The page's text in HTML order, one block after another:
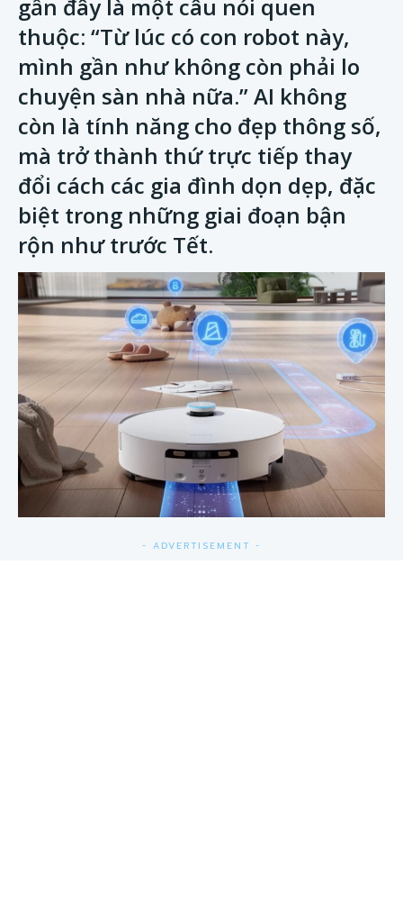
gần đây là một câu nói quen
thuộc: “Từ lúc có con robot này,
mình gần như không còn phải lo
chuyện sàn nhà nữa.” AI không
còn là tính năng cho đẹp thông số,
mà trở thành thứ trực tiếp thay
đổi cách các gia đình dọn dẹp, đặc
biệt trong những giai đoạn bận
rộn như trước Tết.
- ADVERTISEMENT -